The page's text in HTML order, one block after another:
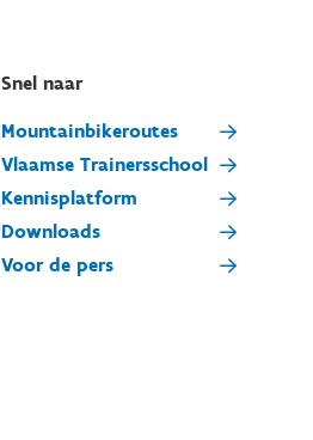
Snel naar
Mountainbikeroutes
Vlaamse Trainersschool
Kennisplatform
Downloads
Voor de pers